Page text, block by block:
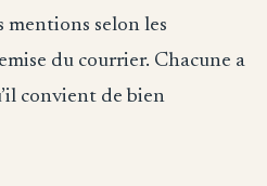
mentions selon les
du courrier. Chacune a
convient de bien